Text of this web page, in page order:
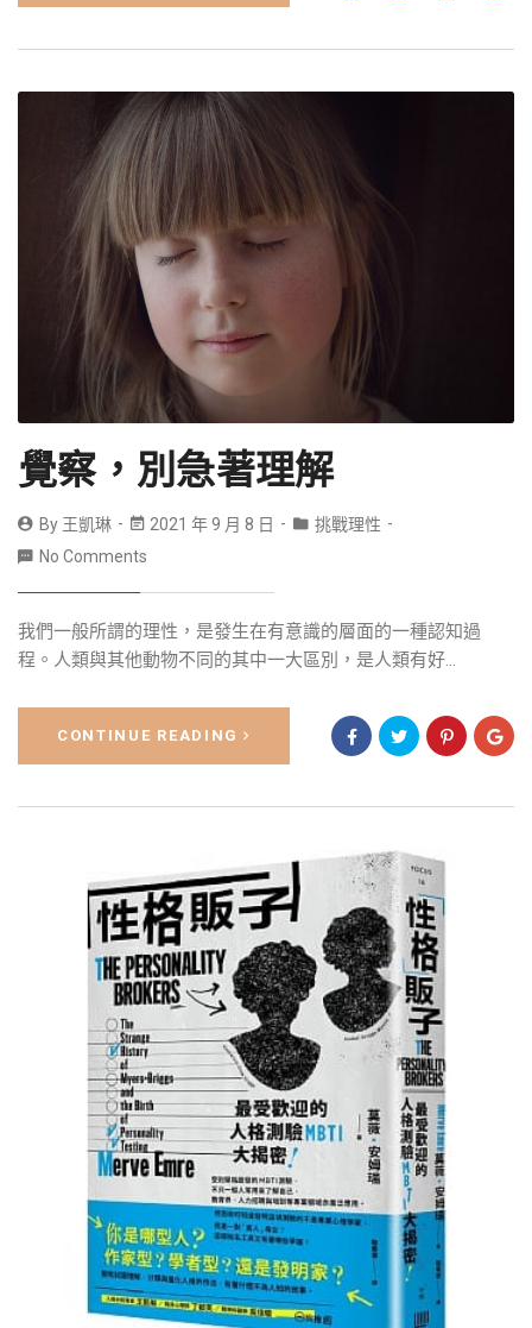
覺察，別急著理解
By 王凱琳 2021 年 9 月 8 日
挑戰理性
No Comments
我們一般所謂的理性，是發生在有意識的層面的一種認知過
程。人類與其他動物不同的其中一大區別，是人類有好...
CONTINUE READING